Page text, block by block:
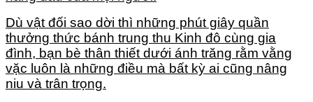
Dù vật đối sao dời thì những phút giây quần
thưởng thức bánh trung thu Kinh đô cùng gia
đình, bạn bè thân thiết dưới ánh trăng rằm vằng
vặc luôn là những điều mà bất kỳ ai cũng nâng
niu và trân trọng.